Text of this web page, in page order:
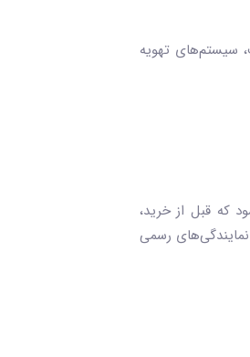
از کف، سیستم‌های تهویه
که قبل از خرید،
نمایندگی‌های رسمی